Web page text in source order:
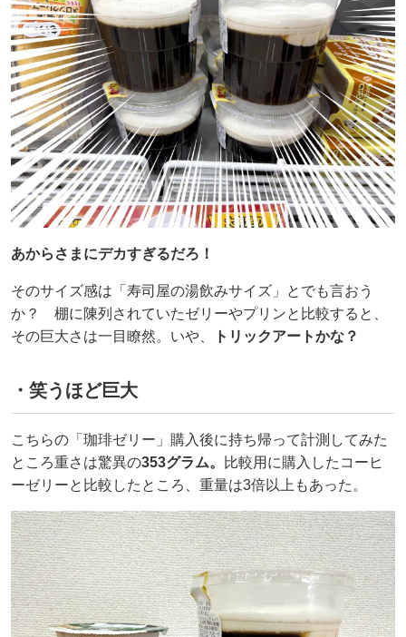
あからさまにデカすぎるだろ！
そのサイズ感は「寿司屋の湯飲みサイズ」とでも言おう
か？ 棚に陳列されていたゼリーやプリンと比較すると、
その巨大さは一目瞭然。いや、
トリックアートかな？
・笑うほど巨大
こちらの「珈琲ゼリー」購入後に持ち帰って計測してみた
ところ重さは驚異の353グラム。
比較用に購入したコーヒ
ーゼリーと比較したところ、重量は3倍以上もあった。